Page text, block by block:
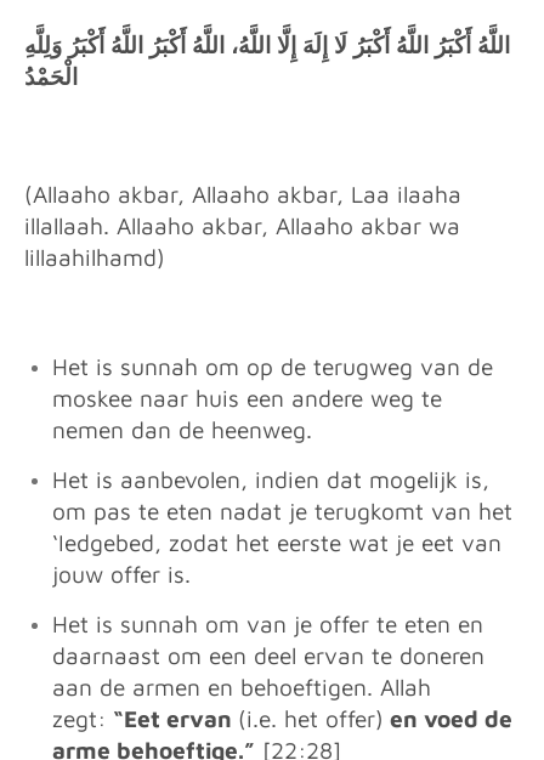
اللَّهُ أَكْبَرُ اللَّهُ أَكْبَرُ لَا إِلَهَ إِلَّا اللَّهُ، اللَّهُ أَكْبَرُ اللَّهُ أَكْبَرُ وَلِلَّهِ
الْحَمْدُ
(Allaaho akbar, Allaaho akbar, Laa ilaaha
illallaah. Allaaho akbar, Allaaho akbar wa
lillaahilhamd)
Het is sunnah om op de terugweg van de
moskee naar huis een andere weg te
nemen dan de heenweg.
Het is aanbevolen, indien dat mogelijk is,
om pas te eten nadat je terugkomt van het
‘Iedgebed, zodat het eerste wat je eet van
jouw offer is.
Het is sunnah om van je offer te eten en
daarnaast om een deel ervan te doneren
aan de armen en behoeftigen. Allah
zegt: “Eet ervan (i.e. het offer) en voed de
arme behoeftige.” [22:28]